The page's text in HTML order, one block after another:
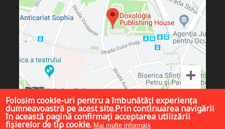
Folosim cookie-uri pentru a îmbunătăți experiența
dumneavoastră pe acest site.Prin continuarea navigării
în această pagină confirmați acceptarea utilizării
fișierelor de tip cookie. Mai multe informații